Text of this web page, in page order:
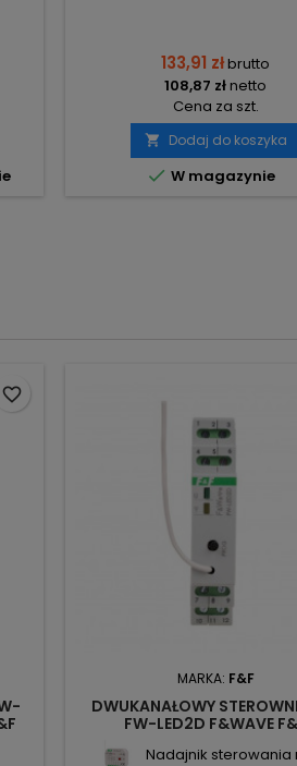
133,91 złbrutto
108,87 złnetto
Cena za szt.
 Dodaj do koszyka
 W magazynie
favorite_border
MARKA: F&F
DWUKANAŁOWY
FW-LED2D F&WAVE
Nadajnik sterowania